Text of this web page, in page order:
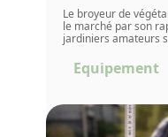
Le broyeur de
le marché par son
jardiniers amateurs
Equipement